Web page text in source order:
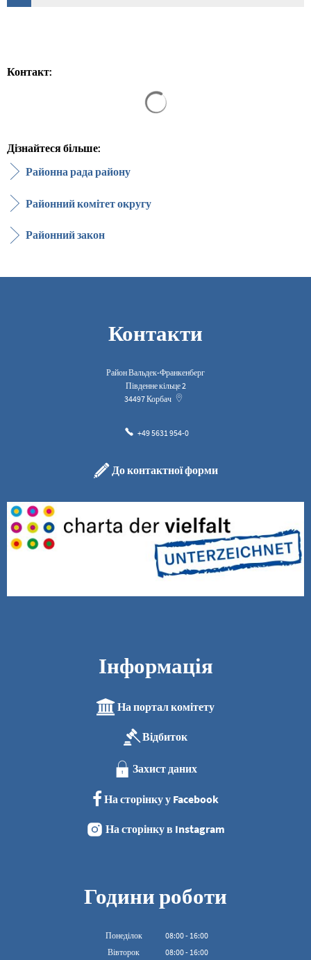
Контакт:
Дізнайтеся більше:
Районна рада району
Районний комітет округу
Районний закон
Контакти
Район Вальдек-Франкенберг
Південне кільце 2
34497Корбач
+49 5631 954-0
До контактної форми
Інформація
На портал комітету
Відбиток
Захист даних
На сторінку у Facebook
На сторінку в Instagram
Години роботи
Понеділок 08:00- 16:00
З 08:00 до 16:00
Вівторок 08:00- 16:00